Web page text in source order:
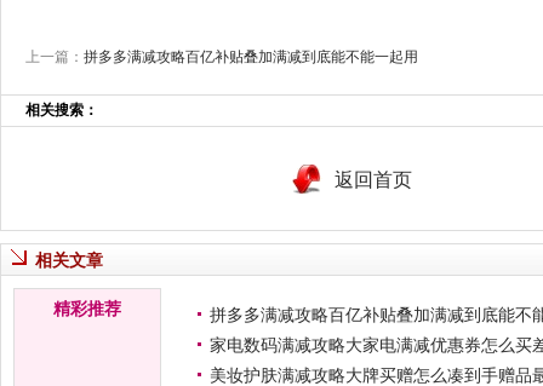
上一篇： 拼多多满减攻略百亿补贴叠加满减到底能不能一起用
相关搜索：
返回首页
相关文章
精彩推荐
拼多多满减攻略百亿补贴叠加满减到底能不
家电数码满减攻略大家电满减优惠券怎么买
美妆护肤满减攻略大牌买赠怎么凑到手赠品